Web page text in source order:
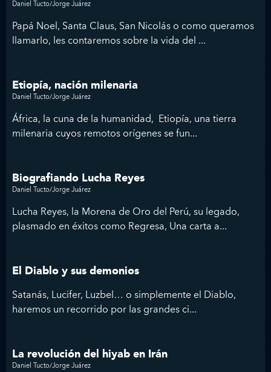
Daniel Tucto/Jorge Juárez
Papá Noel, Santa Claus, San Nicolás o como queramos
llamarlo, les contaremos sobre la vida del ...
Etiopía, nación milenaria
Daniel Tucto/Jorge Juárez
África, la cuna de la humanidad, Etiopía, una tierra
milenaria cuyos remotos orígenes se fun...
Biografiando Lucha Reyes
Daniel Tucto/Jorge Juárez
Lucha Reyes, la Morena de Oro del Perú, su legado,
plasmado en éxitos como Regresa, Una carta a...
El Diablo y sus demonios
Satanás, Lucifer, Luzbel… o simplemente el Diablo,
haremos un recorrido por las grandes ci...
La revolución del hiyab en Irán
Daniel Tucto/Jorge Juárez